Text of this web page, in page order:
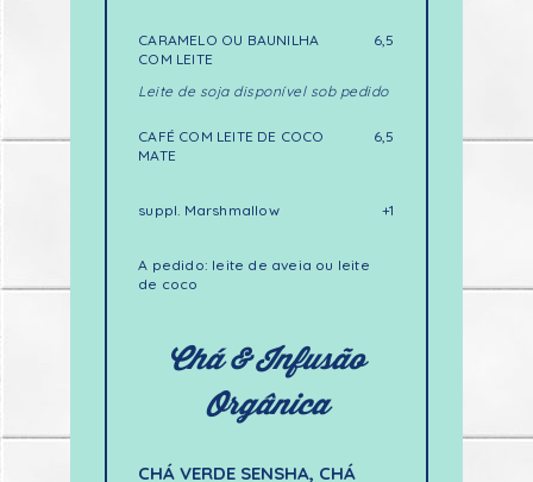
CARAMELO OU BAUNILHA
COM LEITE
6,5
Leite de soja disponível sob pedido
CAFÉ COM LEITE DE COCO
MATE
6,5
suppl. Marshmallow +1
A pedido: leite de aveia ou leite
de coco
Chá & Infusão
Orgânica
CHÁ VERDE SENSHA, CHÁ